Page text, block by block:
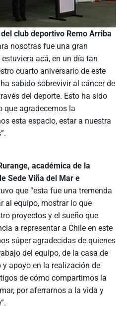
club deportivo Remo Arriba
nosotras fue una gran
acá, en un día tan
cuarto aniversario de este
sabido sobrevivir al cáncer de
del deporte. Esto ha sido
que agradecemos la
esta espacio, estar a nuestra
académica de la
Sede Viña del Mar e
que “esta fue una tremenda
al equipo, mostrar lo que
proyectos y el sueño que
a representar a Chile en este
súper agradecidas de quienes
del equipo, de la casa de
apoyo en la realización de
de cómo compartimos la
por aferrarnos a la vida y